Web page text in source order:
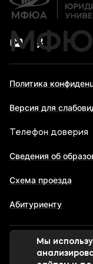
Политика
Версия для
Телефон доверия
Сведения об
Схема проезда
Абитуриенту
© 1998-2026
университет МФЮА
Мы